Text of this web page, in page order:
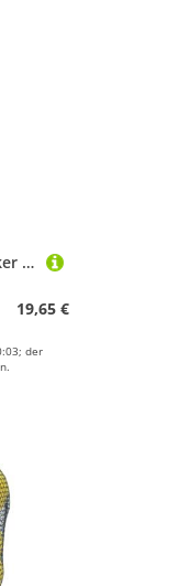
getuse Tischtennis Ball Picker mit Aufbewahrungstasche, Einstellbarer Kommissioniernetz 21-61inch, Trainingstool Practice Tool Zubehör- Kohlefaser A.
19,65 €
der